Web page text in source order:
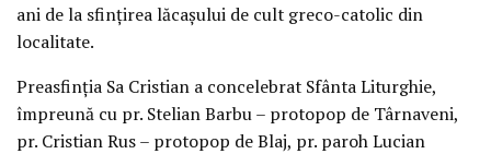
ani de la sfințirea lăcașului de cult greco-catolic din
localitate.
Preasfinția Sa Cristian a concelebrat Sfânta Liturghie,
împreună cu pr. Stelian Barbu – protopop de Târnaveni,
pr. Cristian Rus – protopop de Blaj, pr. paroh Lucian